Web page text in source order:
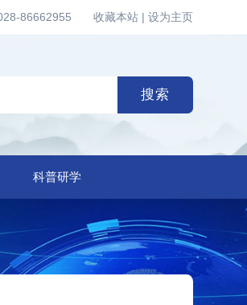
86662955 收藏本站 设为主页
搜索
科普研学